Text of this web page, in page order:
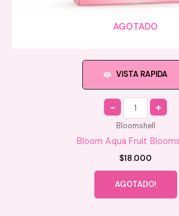
AGOTADO
VISTA RAPIDA
Quantity
Bloomshell
Bloom Aqua Fruit
$18.000
AGOTADO!